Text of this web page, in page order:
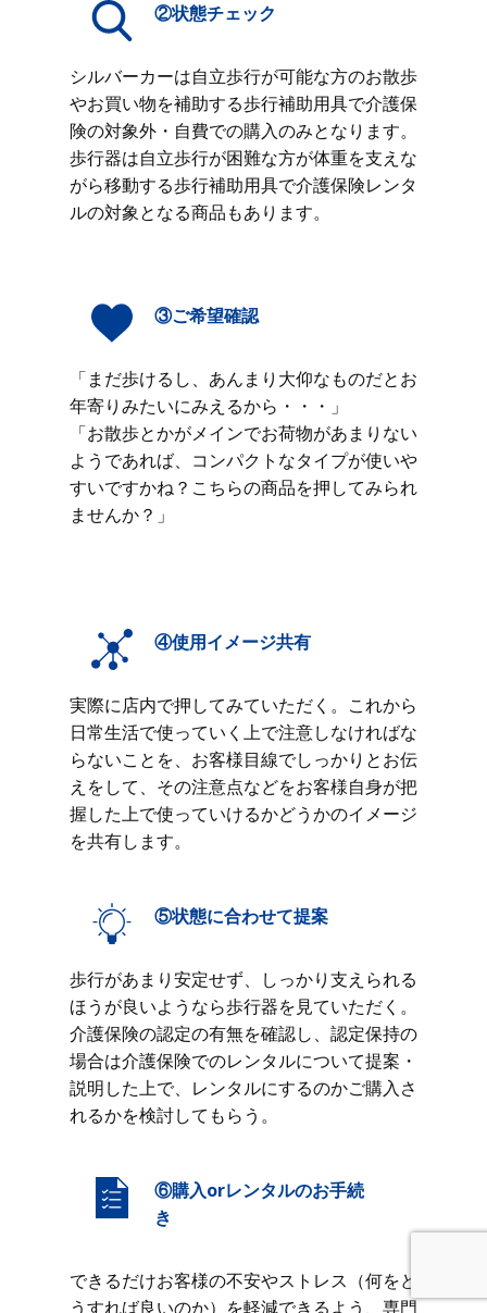
②状態チェック
シルバーカーは自立歩行が可能な方のお散歩
やお買い物を補助する歩行補助用具で介護保
険の対象外・自費での購入のみとなります。
歩行器は自立歩行が困難な方が体重を支えな
がら移動する歩行補助用具で介護保険レンタ
ルの対象となる商品もあります。
③ご希望確認
「まだ歩けるし、あんまり大仰なものだとお
年寄りみたいにみえるから・・・」
「お散歩とかがメインでお荷物があまりない
ようであれば、コンパクトなタイプが使いや
すいですかね？こちらの商品を押してみられ
ませんか？」
④使用イメージ共有
実際に店内で押してみていただく。これから
日常生活で使っていく上で注意しなければな
らないことを、お客様目線でしっかりとお伝
えをして、その注意点などをお客様自身が把
握した上で使っていけるかどうかのイメージ
を共有します。
⑤状態に合わせて提案
歩行があまり安定せず、しっかり支えられる
ほうが良いようなら歩行器を見ていただく。
介護保険の認定の有無を確認し、認定保持の
場合は介護保険でのレンタルについて提案・
説明した上で、レンタルにするのかご購入さ
れるかを検討してもらう。
⑥購入orレンタルのお手続
き
できるだけお客様の不安やストレス（何をど
うすれば良いのか）を軽減できるよう、専門